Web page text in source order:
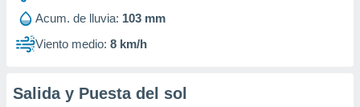
de
Acum. de lluvia: 103 mm
Viento medio: 8 km/h
Salida y Puesta del sol